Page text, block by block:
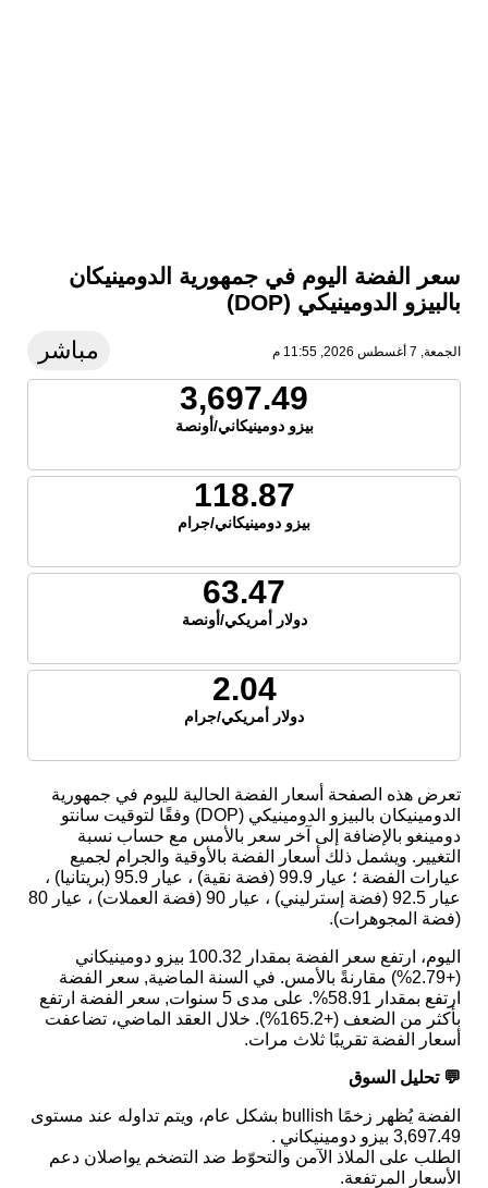
سعر الفضة اليوم في جمهورية الدومينيكان
بالبيزو الدومينيكي (DOP)
الجمعة, 7 أغسطس 2026, 11:55 م مباشر
3,697.49
بيزو دومينيكاني/أونصة
118.87
بيزو دومينيكاني/جرام
63.47
دولار أمريكي/أونصة
2.04
دولار أمريكي/جرام
تعرض هذه الصفحة أسعار الفضة الحالية لليوم في جمهورية
الدومينيكان بالبيزو الدومينيكي (DOP) وفقًا لتوقيت سانتو
دومينغو بالإضافة إلى آخر سعر بالأمس مع حساب نسبة
التغيير. ويشمل ذلك أسعار الفضة بالأوقية والجرام لجميع
عيارات الفضة ؛ عيار 99.9 (فضة نقية) ، عيار 95.9 (بريتانيا) ،
عيار 92.5 (فضة إسترليني) ، عيار 90 (فضة العملات) ، عيار 80
(فضة المجوهرات).
اليوم، ارتفع سعر الفضة بمقدار 100.32 بيزو دومينيكاني
(+2.79%) مقارنةً بالأمس. في السنة الماضية, سعر الفضة
ارتفع بمقدار 58.91%. على مدى 5 سنوات, سعر الفضة ارتفع
بأكثر من الضعف (+165.2%). خلال العقد الماضي، تضاعفت
أسعار الفضة تقريبًا ثلاث مرات.
💬 تحليل السوق
الفضة يُظهر زخمًا bullish بشكل عام، ويتم تداوله عند مستوى
3,697.49 بيزو دومينيكاني .
الطلب على الملاذ الآمن والتحوّط ضد التضخم يواصلان دعم
الأسعار المرتفعة.